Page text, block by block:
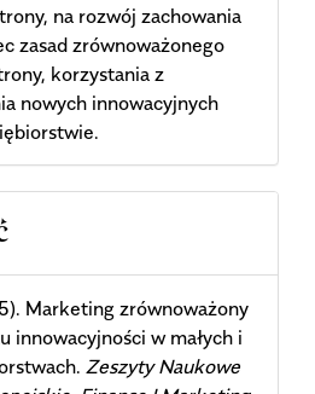
na rozwój zachowania
zasad zrównoważonego
korzystania z
nowych innowacyjnych
Marketing zrównoważony
innowacyjności w małych i
Zeszyty Naukowe